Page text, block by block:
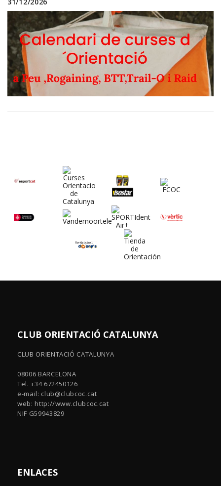
CLUB ORIENTACIÓ CATALUNYA
CLUB ORIENTACIÓ CATALUNYA
08006 BARCELONA
Tel. +34 672450126
e-mail: club@clubcoc.cat
web: http://www.clubcoc.cat
NIF G59943829
ENLACES